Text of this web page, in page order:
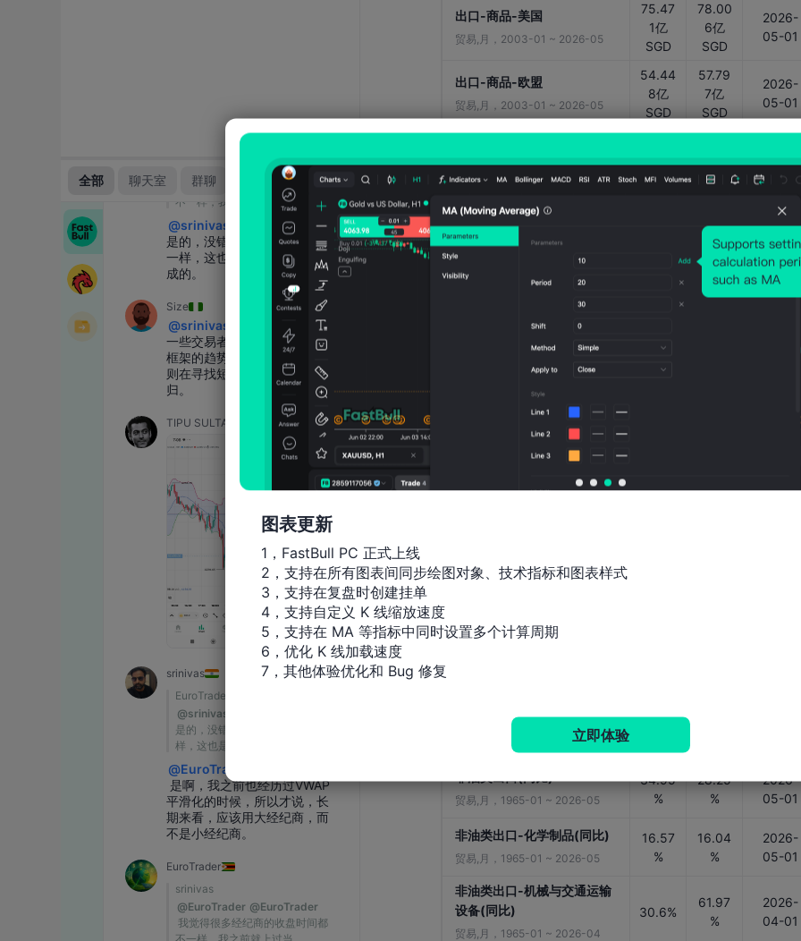
出口-商品-美国
贸易,月，2003-01 ~ 2026-05
75.47
1亿
SGD
78.00
6亿
SGD
2026-
05-01
出口-商品-欧盟
贸易,月，2003-01 ~ 2026-05
54.44
8亿
SGD
57.79
7亿
SGD
2026-
05-01
SGD
SGD
05-01
出口-商品-台湾
贸易,月，2003-01 ~ 2026-05
11亿
SGD
2026-
出口-商品-香港
贸易,月，2003-01 ~ 2026-05
83.68
2亿
2026-
05-01
出口-商品-中国
贸易,月，2003-01 ~ 2026-05
出口总额(同比)
贸易,月，2004-01 ~ 2026-05
人口数据,年，1950 ~ 2100
8
8
2026-
01
粗死亡率
东南亚旅客入境人数
非油类出口
贸易,月，1964-01 ~ 2026-05
贸易,月，1965-01 ~ 2026-05
34.95
%
28.25
%
2026-
05-01
非油类出口-化学制品(同比)
贸易,月，1965-01 ~ 2026-05
16.57
%
16.04
%
2026-
05-01
非油类出口-机械与交通运输
设备(同比)
贸易,月，1965-01 ~ 2026-04
30.6%
61.97
%
2026-
04-01
图表更新
1，FastBull PC 正式上线
2，支持在所有图表间同步绘图对象、技术指标和图表样式
3，支持在复盘时创建挂单
4，支持自定义 K 线缩放速度
5，支持在 MA 等指标中同时设置多个计算周期
6，优化 K 线加载速度
7，其他体验优化和 Bug 修复
立即体验